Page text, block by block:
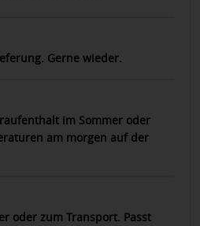
Gerne wieder.
im Sommer oder
am morgen auf der
oder zum Transport. Passt